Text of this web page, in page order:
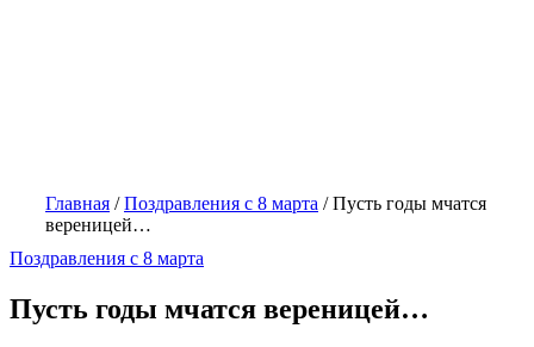
Главная /Поздравления с 8 марта /Пусть годы мчатся
вереницей…
Поздравления с 8 марта
Пусть годы мчатся вереницей…